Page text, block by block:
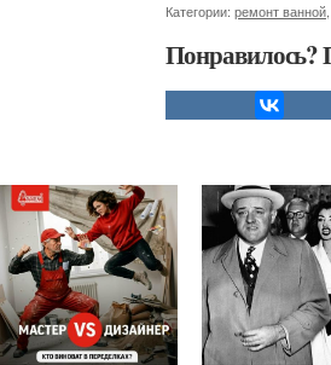
Категории: ремонт ванной
Понравилось?